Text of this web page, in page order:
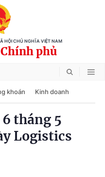
HỘI CHỦ NGHĨA VIỆT NAM
phủ
khoán Kinh doanh
tháng 5
Logistics